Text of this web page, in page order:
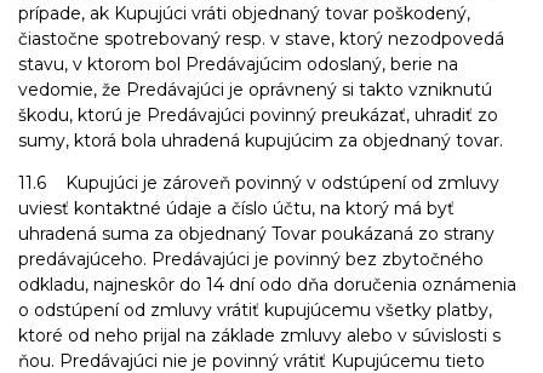
prípade, ak Kupujúci vráti objednaný tovar poškodený,
čiastočne spotrebovaný resp. v stave, ktorý nezodpovedá
stavu, v ktorom bol Predávajúcim odoslaný, berie na
vedomie, že Predávajúci je oprávnený si takto vzniknutú
škodu, ktorú je Predávajúci povinný preukázať, uhradiť zo
sumy, ktorá bola uhradená kupujúcim za objednaný tovar.
11.6 Kupujúci je zároveň povinný v odstúpení od zmluvy
uviesť kontaktné údaje a číslo účtu, na ktorý má byť
uhradená suma za objednaný Tovar poukázaná zo strany
predávajúceho. Predávajúci je povinný bez zbytočného
odkladu, najneskôr do 14 dní odo dňa doručenia oznámenia
o odstúpení od zmluvy vrátiť kupujúcemu všetky platby,
ktoré od neho prijal na základe zmluvy alebo v súvislosti s
ňou. Predávajúci nie je povinný vrátiť Kupujúcemu tieto